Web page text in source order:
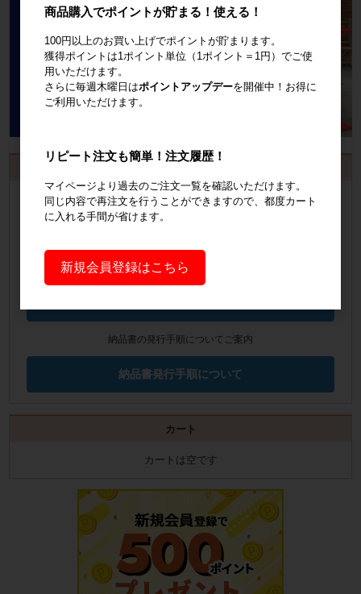
会員登録するといつでも発行可能！
見積書の発行手順についてご案内
納品書の発行手順についてご案内
納品書発行手順について
カート
カートは空です
商品購入でポイントが貯まる！使える！
100円以上のお買い上げでポイントが貯まります。
獲得ポイントは1ポイント単位（1ポイント＝1円）でご使
用いただけます。
さらに毎週木曜日はポイントアップデーを開催中！お得に
ご利用いただけます。
リピート注文も簡単！注文履歴！
マイページより過去のご注文一覧を確認いただけます。
同じ内容で再注文を行うことができますので、都度カート
に入れる手間が省けます。
新規会員登録はこちら